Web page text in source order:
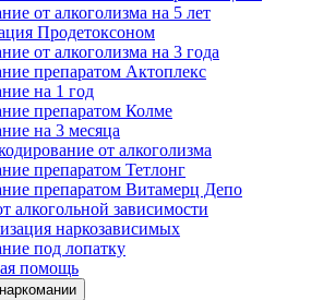
от алкоголизма на 5 лет
Продетоксоном
от алкоголизма на 3 года
препаратом Актоплекс
на 1 год
препаратом Колме
на 3 месяца
от алкоголизма
препаратом Тетлонг
препаратом Витамерц Депо
алкогольной зависимости
наркозависимых
под лопатку
помощь